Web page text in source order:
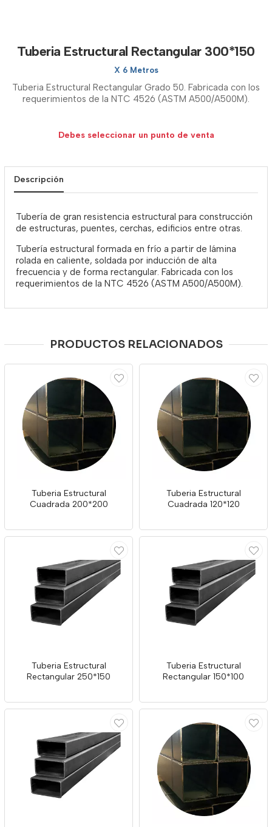
Tuberia Estructural Rectangular 300*150
X 6 Metros
Tuberia Estructural Rectangular Grado 50. Fabricada con los
requerimientos de la NTC 4526 (ASTM A500/A500M).
Debes seleccionar un punto de venta
Descripción
Tubería de gran resistencia estructural para construcción
de estructuras, puentes, cerchas, edificios entre otras.
Tubería estructural formada en frío a partir de lámina
rolada en caliente, soldada por inducción de alta
frecuencia y de forma rectangular. Fabricada con los
requerimientos de la NTC 4526 (ASTM A500/A500M).
PRODUCTOS RELACIONADOS
Tuberia Estructural
Cuadrada 200*200
Tuberia Estructural
Cuadrada 120*120
Tuberia Estructural
Rectangular 250*150
Tuberia Estructural
Rectangular 150*100